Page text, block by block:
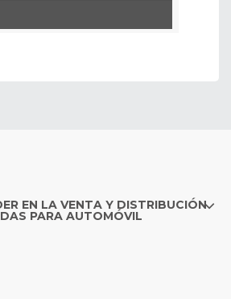
EN LA VENTA Y DISTRIBUCIÓN
PARA AUTOMÓVIL